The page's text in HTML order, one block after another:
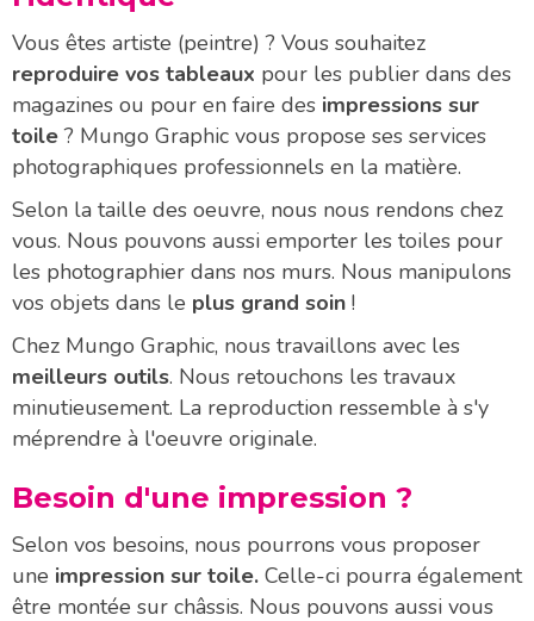
Vous êtes artiste (peintre) ? Vous souhaitez
reproduire vos tableaux pour les publier dans des
magazines ou pour en faire des impressions sur
toile? Mungo Graphic vous propose ses services
photographiques professionnels en la matière.
Selon la taille des oeuvre, nous nous rendons chez
vous. Nous pouvons aussi emporter les toiles pour
les photographier dans nos murs. Nous manipulons
vos objets dans le plus grand soin !
Chez Mungo Graphic, nous travaillons avec les
meilleurs outils. Nous retouchons les travaux
minutieusement. La reproduction ressemble à s'y
méprendre à l'oeuvre originale.
Besoin d'une impression ?
Selon vos besoins, nous pourrons vous proposer
une impression sur toile. Celle-ci pourra également
être montée sur châssis. Nous pouvons aussi vous